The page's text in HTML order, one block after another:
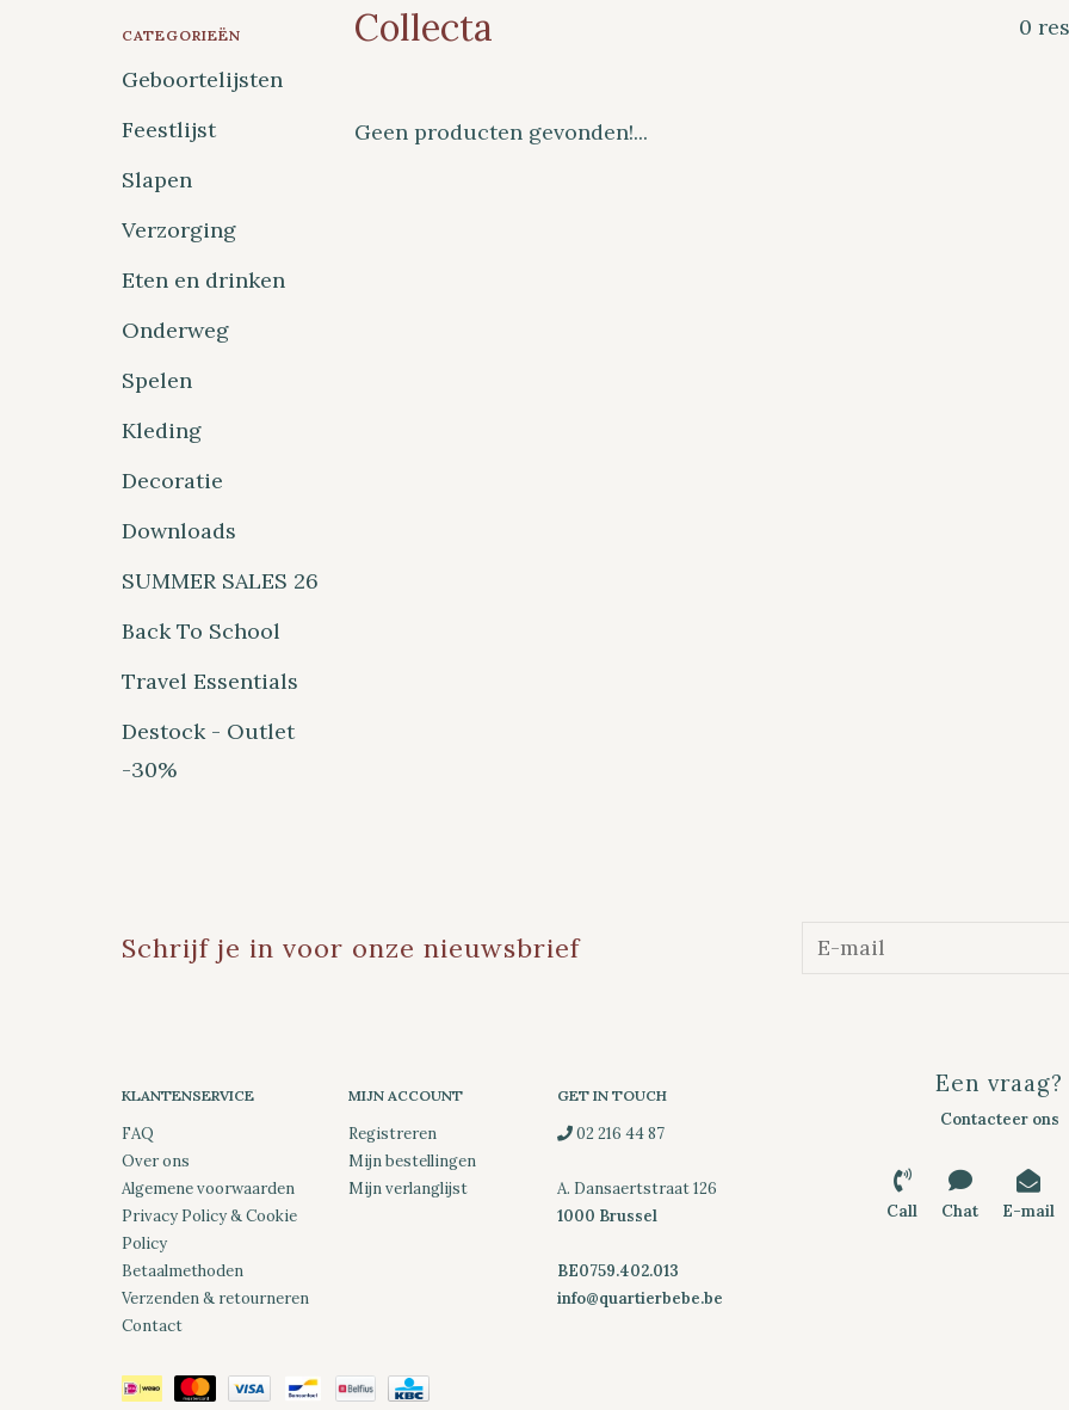
CATEGORIEËN
Geboortelijsten
Feestlijst
Slapen
Verzorging
Eten en drinken
Onderweg
Spelen
Kleding
Decoratie
Downloads
SUMMER SALES 26
Back To School
Travel Essentials
Destock - Outlet
-30%
Collecta 0
Geen producten gevonden!...
Schrijf je in voor onze nieuwsbrief
KLANTENSERVICE
FAQ
Over ons
Algemene voorwaarden
Privacy Policy & Cookie
Policy
Betaalmethoden
Verzenden & retourneren
Contact
MIJN ACCOUNT
Registreren
Mijn bestellingen
Mijn verlanglijst
GET IN TOUCH
02 216 44 87
A. Dansaertstraat 126
1000 Brussel
BE0759.402.013
info@quartierbebe.be
Een vraag?
Contacteer ons
Call Chat E-mail